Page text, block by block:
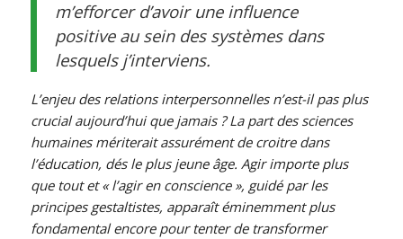
m’efforcer d’avoir une influence
positive au sein des systèmes dans
lesquels j’interviens.
L’enjeu des relations interpersonnelles n’est-il pas plus
crucial aujourd’hui que jamais ? La part des sciences
humaines mériterait assurément de croitre dans
l’éducation, dés le plus jeune âge. Agir importe plus
que tout et « l’agir en conscience », guidé par les
principes gestaltistes, apparaît éminemment plus
fondamental encore pour tenter de transformer